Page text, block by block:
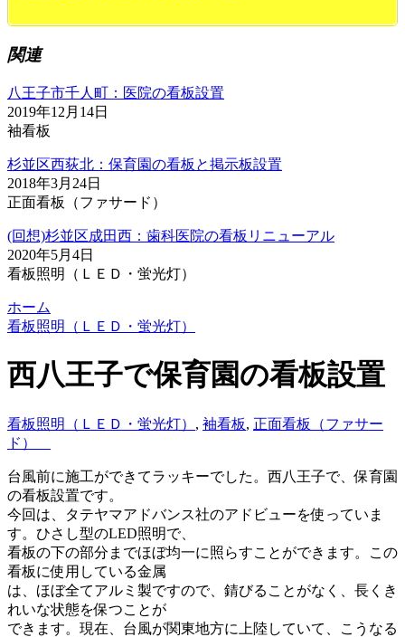
関連
八王子市千人町：医院の看板設置
2019年12月14日
袖看板
杉並区西荻北：保育園の看板と掲示板設置
2018年3月24日
正面看板（ファサード）
(回想)杉並区成田西：歯科医院の看板リニューアル
2020年5月4日
看板照明（ＬＥＤ・蛍光灯）
ホーム
看板照明（ＬＥＤ・蛍光灯）
西八王子で保育園の看板設置
看板照明（ＬＥＤ・蛍光灯） , 袖看板, 正面看板（ファサー
ド）
台風前に施工ができてラッキーでした。西八王子で、保育園
の看板設置です。
今回は、タテヤマアドバンス社のアドビューを使っていま
す。ひさし型のLED照明で、
看板の下の部分までほぼ均一に照らすことができます。この
看板に使用している金属
は、ほぼ全てアルミ製ですので、錆びることがなく、長くき
れいな状態を保つことが
できます。現在、台風が関東地方に上陸していて、こうなる